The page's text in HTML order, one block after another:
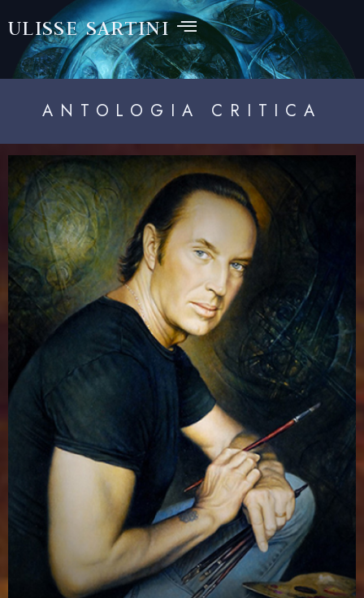
ULISSE SARTINI
ANTOLOGIA CRITICA